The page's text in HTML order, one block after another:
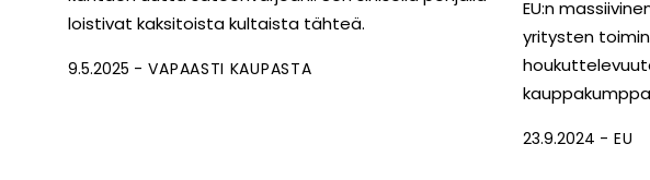
loistivat kaksitoista kultaista tähteä.
9.5.2025 VAPAASTI KAUPASTA
EU:n
yritysten
23.9.2024 EU